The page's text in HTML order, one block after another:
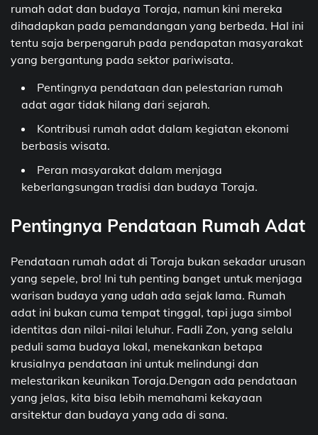
rumah adat dan budaya Toraja, namun kini mereka
dihadapkan pada pemandangan yang berbeda. Hal ini
tentu saja berpengaruh pada pendapatan masyarakat
yang bergantung pada sektor pariwisata.
Pentingnya pendataan dan pelestarian rumah
adat agar tidak hilang dari sejarah.
Kontribusi rumah adat dalam kegiatan ekonomi
berbasis wisata.
Peran masyarakat dalam menjaga
keberlangsungan tradisi dan budaya Toraja.
Pentingnya Pendataan Rumah Adat
Pendataan rumah adat di Toraja bukan sekadar urusan
yang sepele, bro! Ini tuh penting banget untuk menjaga
warisan budaya yang udah ada sejak lama. Rumah
adat ini bukan cuma tempat tinggal, tapi juga simbol
identitas dan nilai-nilai leluhur. Fadli Zon, yang selalu
peduli sama budaya lokal, menekankan betapa
krusialnya pendataan ini untuk melindungi dan
melestarikan keunikan Toraja.Dengan ada pendataan
yang jelas, kita bisa lebih memahami kekayaan
arsitektur dan budaya yang ada di sana.